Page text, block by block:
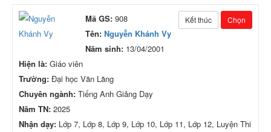
Kết thúc Chọn
Mã GS: 908
Tên: Nguyễn Khánh Vy
Năm sinh: 13/04/2001
Hiện là: Giáo viên
Trường: Đại học Văn Lăng
Chuyên ngành: Tiếng Anh Giảng Dạy
Năm TN: 2025
Nhận dạy: Lớp 7, Lớp 8, Lớp 9, Lớp 10, Lớp 11, Lớp 12, Luyện Thi